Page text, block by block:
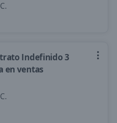
Indefinido 3
en ventas